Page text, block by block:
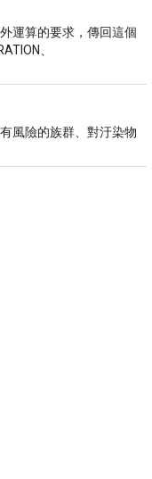
運算的要求，傳回這個
、
風險的族群、對汙染物